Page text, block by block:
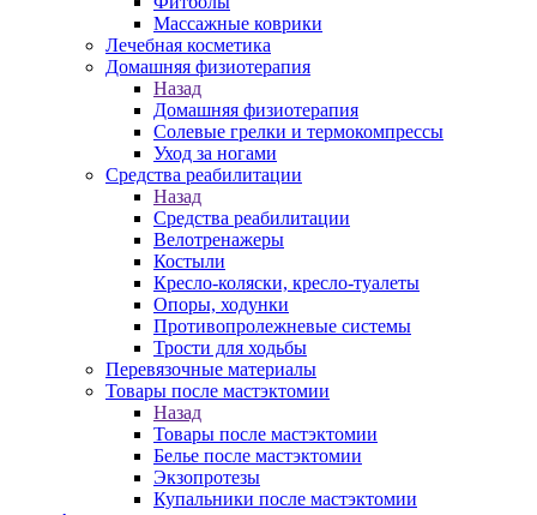
Массажные коврики
Лечебная косметика
Домашняя физиотерапия
Назад
Домашняя физиотерапия
Солевые грелки и термокомпрессы
Уход за ногами
Средства реабилитации
Назад
Средства реабилитации
Велотренажеры
Костыли
Кресло-коляски, кресло-туалеты
Опоры, ходунки
Противопролежневые системы
Трости для ходьбы
Перевязочные материалы
Товары после мастэктомии
Назад
Товары после мастэктомии
Белье после мастэктомии
Экзопротезы
Купальники после мастэктомии